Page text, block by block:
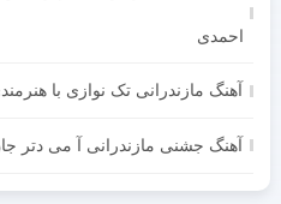
احمدی
آهنگ مازندرانی تک نوازی با
آهنگ جشنی مازندرانی آ می دتر